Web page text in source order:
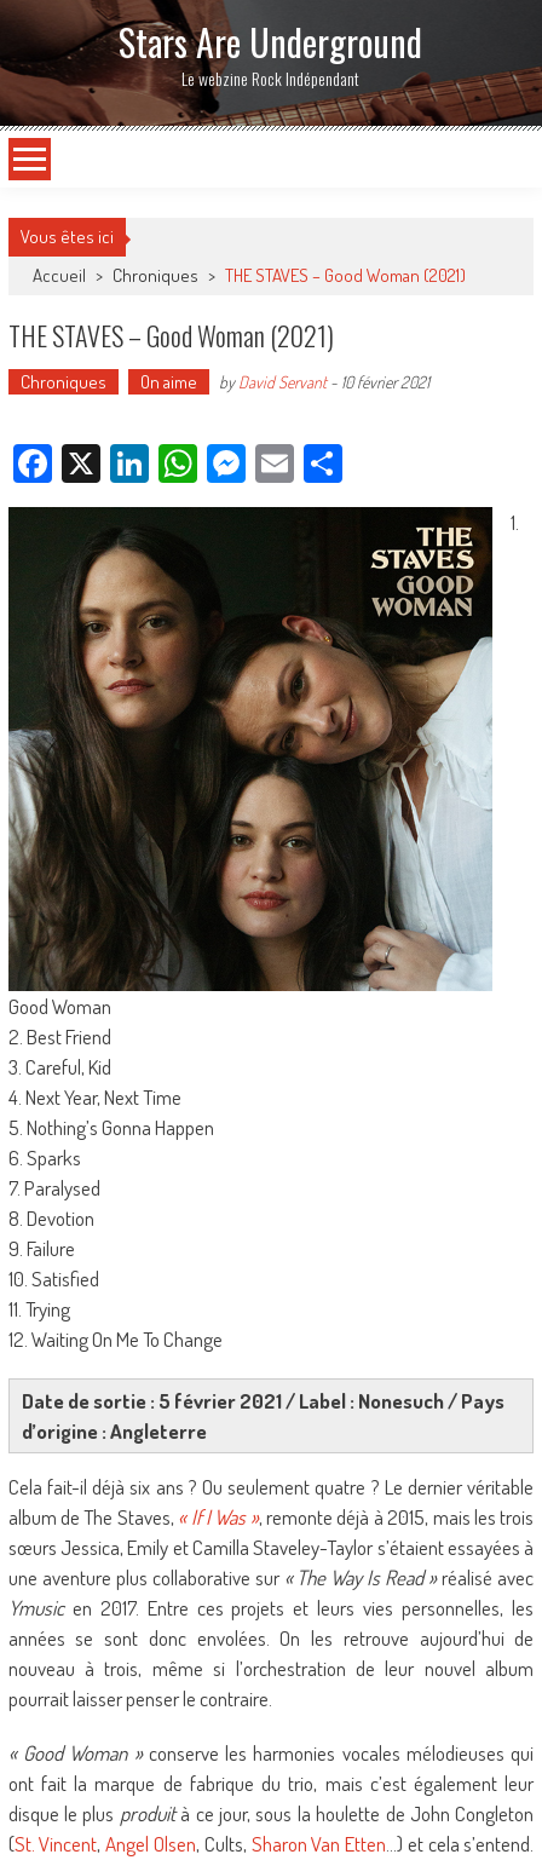
Stars Are Underground
Le webzine Rock Indépendant
Vous êtes ici
Accueil > Chroniques > THE STAVES – Good Woman (2021)
THE STAVES – Good Woman (2021)
Chroniques On aime byDavid Servant- 10 février 2021
Facebook
X LinkedIn
WhatsApp
Messenger
EmailPartager
1.
Good Woman
2. Best Friend
3. Careful, Kid
4. Next Year, Next Time
5. Nothing’s Gonna Happen
6. Sparks
7. Paralysed
8. Devotion
9. Failure
10. Satisfied
11. Trying
12. Waiting On Me To Change
Date de sortie : 5 février 2021 / Label : Nonesuch / Pays
d’origine : Angleterre
Cela fait-il déjà six ans ? Ou seulement quatre ? Le dernier véritable
album de The Staves, « If I Was », remonte déjà à 2015, mais les trois
sœurs Jessica, Emily et Camilla Staveley-Taylor s’étaient essayées à
une aventure plus collaborative sur« The Way Is Read »réalisé avec
Ymusicen 2017. Entre ces projets et leurs vies personnelles, les
années se sont donc envolées. On les retrouve aujourd’hui de
nouveau à trois, même si l’orchestration de leur nouvel album
pourrait laisser penser le contraire.
« Good Woman »conserve les harmonies vocales mélodieuses qui
ont fait la marque de fabrique du trio, mais c’est également leur
disque le plus produità ce jour, sous la houlette de John Congleton
(St. Vincent,Angel Olsen, Cults, Sharon Van Etten …) et cela s’entend.